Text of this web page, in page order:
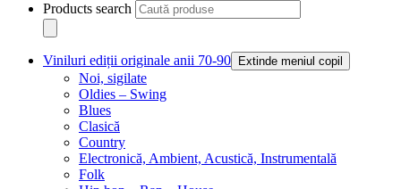
Products search
Viniluri ediții originale anii 70-90 Extinde meniul copil
Noi, sigilate
Oldies – Swing
Blues
Clasică
Country
Electronică, Ambient, Acustică, Instrumentală
Folk